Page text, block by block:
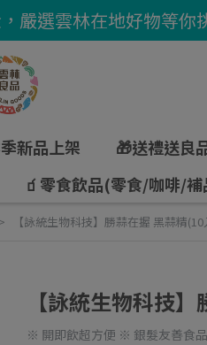
嚴選雲林在地好物等你
新品上架
🎁送禮送良
🧃零食飲品(零食/咖啡/
【詠統生物科技】勝蒜在握 黑蒜精(10
【詠統生物科技
※ 開即飲超方便 ※ 銀髮友善食